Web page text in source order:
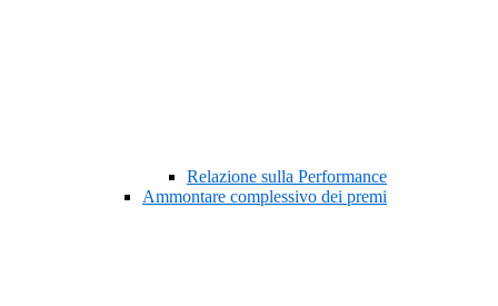
Relazione sulla Performance
Ammontare complessivo dei premi